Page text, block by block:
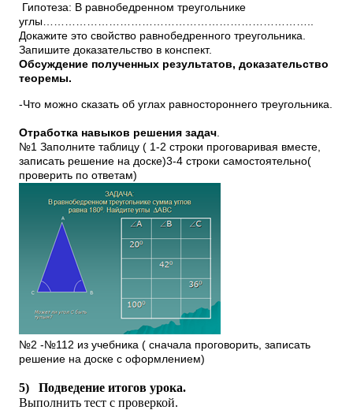
Гипотеза: В равнобедренном треугольнике
углы………………………………………………………………..
Докажите это свойство равнобедренного треугольника.
Запишите доказательство в конспект.
Обсуждение полученных результатов, доказательство
теоремы.
-Что можно сказать об углах равностороннего треугольника.
Отработка навыков решения задач.
№1 Заполните таблицу ( 1-2 строки проговаривая вместе,
записать решение на доске)3-4 строки самостоятельно(
проверить по ответам)
№2 -№112 из учебника ( сначала проговорить, записать
решение на доске с оформлением)
5)
Подведение итогов урока.
Выполнить тест с проверкой.